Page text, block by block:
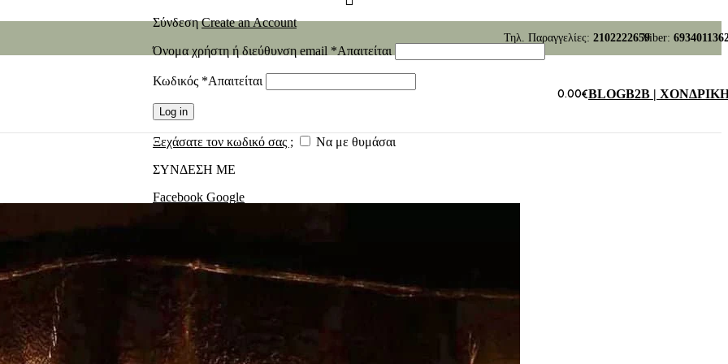
Τηλ. Παραγγελίες: 2102222659Viber:
ΣύνδεσηCreate an Account
Όνομα χρήστη ή διεύθυνση email *Απαιτείται
Κωδικός *Απαιτείται
Log in
Ξεχάσατε τον κωδικό σας ;
Να με θυμάσαι
ΣΥΝΔΕΣΗ ΜΕ
Facebook Google
0.00€BLOGB2B |